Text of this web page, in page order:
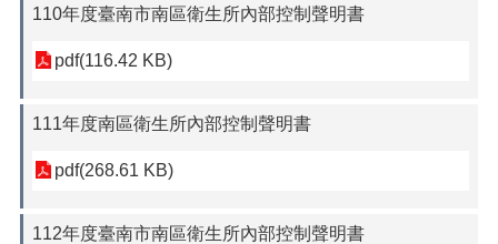
110年度臺南市南區衛生所內部控制聲明書
pdf(116.42 KB)
111年度南區衛生所內部控制聲明書
pdf(268.61 KB)
112年度臺南市南區衛生所內部控制聲明書